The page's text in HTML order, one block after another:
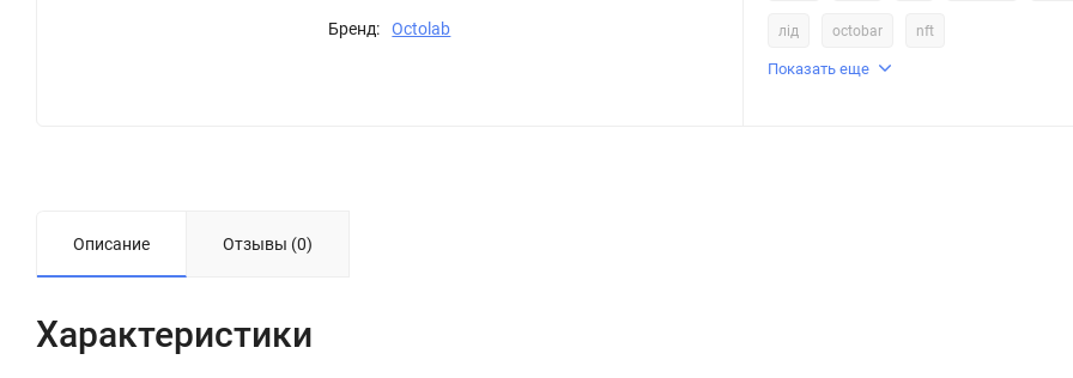
Бренд: Octolab лід octobar nft
Показать еще
Описание Отзывы (0)
Характеристики